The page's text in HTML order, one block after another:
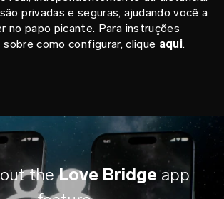
privadas e seguras, ajudando você a
no papo picante. Para instruções
como configurar, clique aqui.
theLove Bridgeapp